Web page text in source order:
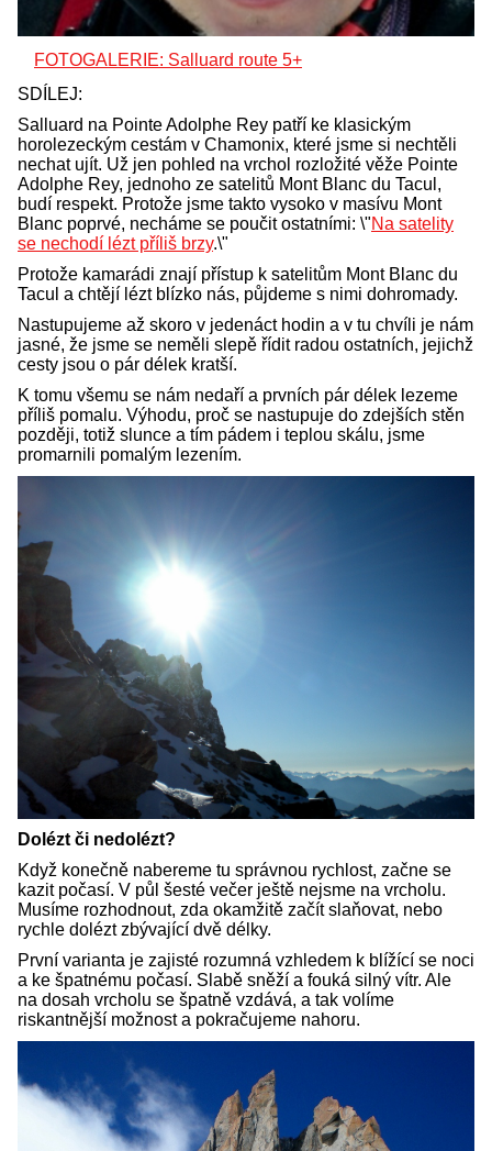
FOTOGALERIE: Salluard route 5+
SDÍLEJ:
Salluard na Pointe Adolphe Rey patří ke klasickým
horolezeckým cestám v Chamonix, které jsme si nechtěli
nechat ujít. Už jen pohled na vrchol rozložité věže Pointe
Adolphe Rey, jednoho ze satelitů Mont Blanc du Tacul,
budí respekt. Protože jsme takto vysoko v masívu Mont
Blanc poprvé, necháme se poučit ostatními: \"Na satelity
se nechodí lézt příliš brzy.\"
Protože kamarádi znají přístup k satelitům Mont Blanc du
Tacul a chtějí lézt blízko nás, půjdeme s nimi dohromady.
Nastupujeme až skoro v jedenáct hodin a v tu chvíli je nám
jasné, že jsme se neměli slepě řídit radou ostatních, jejichž
cesty jsou o pár délek kratší.
K tomu všemu se nám nedaří a prvních pár délek lezeme
příliš pomalu. Výhodu, proč se nastupuje do zdejších stěn
později, totiž slunce a tím pádem i teplou skálu, jsme
promarnili pomalým lezením.
Dolézt či nedolézt?
Když konečně nabereme tu správnou rychlost, začne se
kazit počasí. V půl šesté večer ještě nejsme na vrcholu.
Musíme rozhodnout, zda okamžitě začít slaňovat, nebo
rychle dolézt zbývající dvě délky.
První varianta je zajisté rozumná vzhledem k blížící se noci
a ke špatnému počasí. Slabě sněží a fouká silný vítr. Ale
na dosah vrcholu se špatně vzdává, a tak volíme
riskantnější možnost a pokračujeme nahoru.